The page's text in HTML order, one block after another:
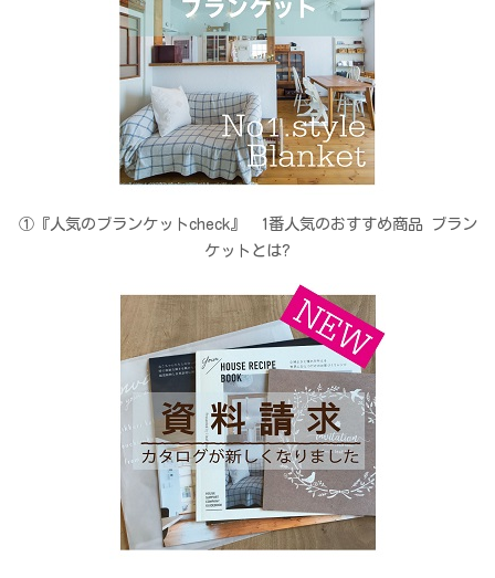
①『人気のブランケットcheck』 1番人気のおすすめ商品 ブラン
ケットとは?